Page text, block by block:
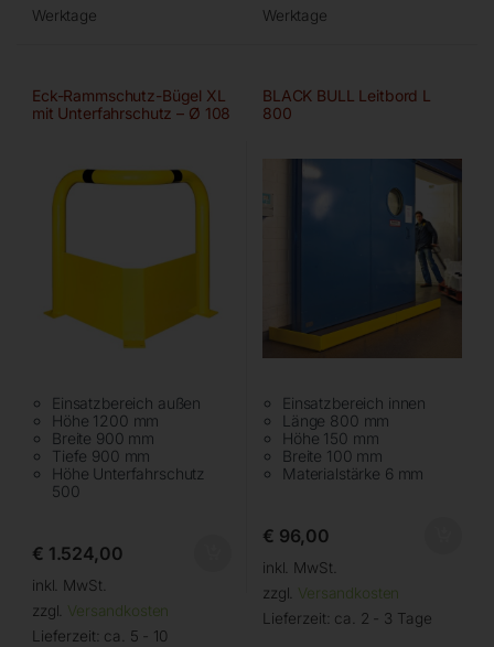
Werktage
Werktage
Eck-Rammschutz-Bügel XL
mit Unterfahrschutz – Ø 108
Einsatzbereich außen
Höhe 1200 mm
Breite 900 mm
Tiefe 900 mm
Höhe Unterfahrschutz
500
€ 1.524,00
inkl. MwSt.
zzgl. Versandkosten
Lieferzeit: ca. 5 - 10
BLACK BULL Leitbord L
800
Einsatzbereich innen
Länge 800 mm
Höhe 150 mm
Breite 100 mm
Materialstärke 6 mm
€ 96,00
inkl. MwSt.
zzgl. Versandkosten
Lieferzeit: ca. 2 - 3 Tage